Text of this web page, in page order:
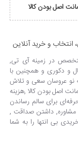
اصل بودن کالا
انتخاب و خرید آنلاین
در زمینه آی تی,
و دکوری و همچنین با
نو عروسان سعی و تلاش
اصل بودن کالا ,هزینه
برای سالم رساندن
داشتن صداقت ,
بی انتها را به شما